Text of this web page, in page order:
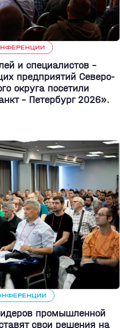
и специалистов –
предприятий Северо-
округа посетили
- Петербург 2026».
промышленной
свои решения на